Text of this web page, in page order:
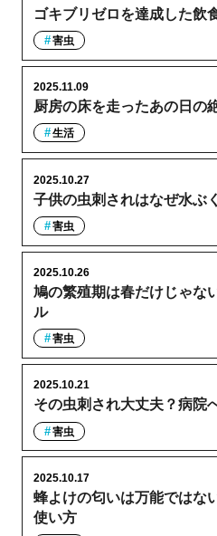
ゴキブリゼロを達成した飲
害虫
厨房の床を走ったあの日の
2025.11.09
生活
子供の虫刺されはなぜ水ぶ
2025.10.27
害虫
鳩の繁殖期は春だけじゃな
ル
2025.10.26
害虫
その虫刺され大丈夫？病院
2025.10.21
害虫
蜂よけの匂いは万能ではな
使い方
2025.10.17